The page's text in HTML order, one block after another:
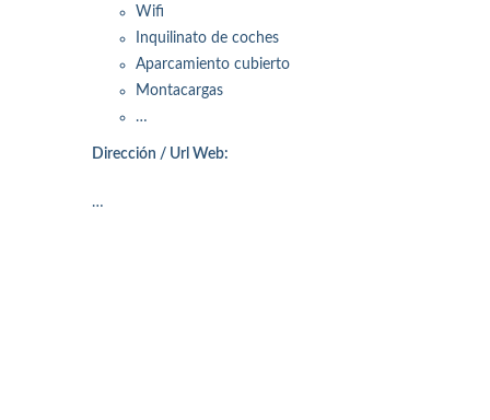
Wifi
Inquilinato de coches
Aparcamiento cubierto
Montacargas
…
Dirección / Url Web:
…